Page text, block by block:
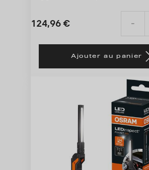
124,96 €
Price
124,96
-
Quantity
to:
Ajouter au panier